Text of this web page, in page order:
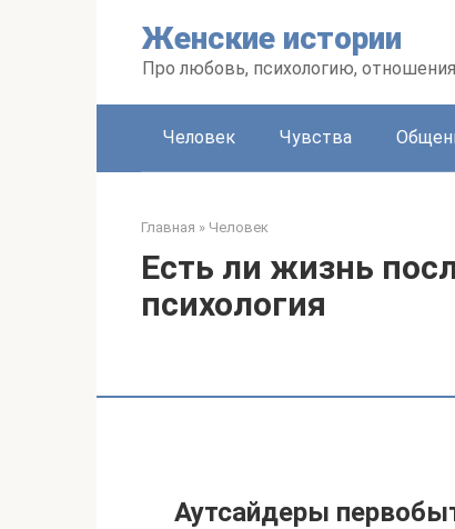
Женские истории
Про любовь, психологию, отношения
Человек Чувства
Главная » Человек
Есть ли жизнь
психология
Аутсайдеры